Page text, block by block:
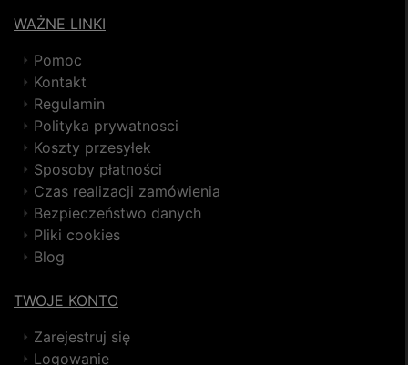
WAŻNE LINKI
Pomoc
Kontakt
Regulamin
Polityka prywatnosci
Koszty przesyłek
Sposoby płatności
Czas realizacji zamówienia
Bezpieczeństwo danych
Pliki cookies
Blog
TWOJE KONTO
Zarejestruj się
Logowanie